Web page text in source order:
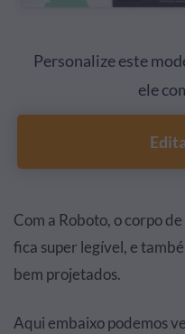
Personalize este
ele
Com a Roboto, o corpo
fica super legível, e
bem projetados.
Aqui embaixo podemos